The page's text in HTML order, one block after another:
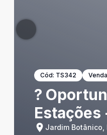
Cód: TS342 Venda
?
Estações
Jardim Botânico,